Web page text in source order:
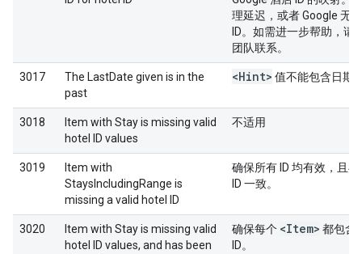
理延迟，或者 Google 无
ID。如需进一步帮助，请
团队联系。
3017
The LastDate given is in the
past
<Hint> 值不能包含日期
3018
Item with Stay is missing valid
hotel ID values
不适用
3019
Item with
StaysIncludingRange is
missing a valid hotel ID
确保所有 ID 均有效，且
ID 一致。
3020
Item with Stay is missing valid
hotel ID values, and has been
确保每个 <Item> 都包含
ID。